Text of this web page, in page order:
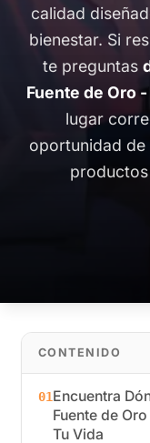
calidad
bienestar. Si
te preguntas
Fuente de Oro
lugar
oportunidad
CONTENIDO
01Encuentra
Fuente de
Tu Vida